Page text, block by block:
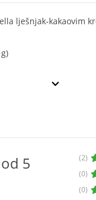
lješnjak-kakaovim
od 5
(2)
(0)
(0)